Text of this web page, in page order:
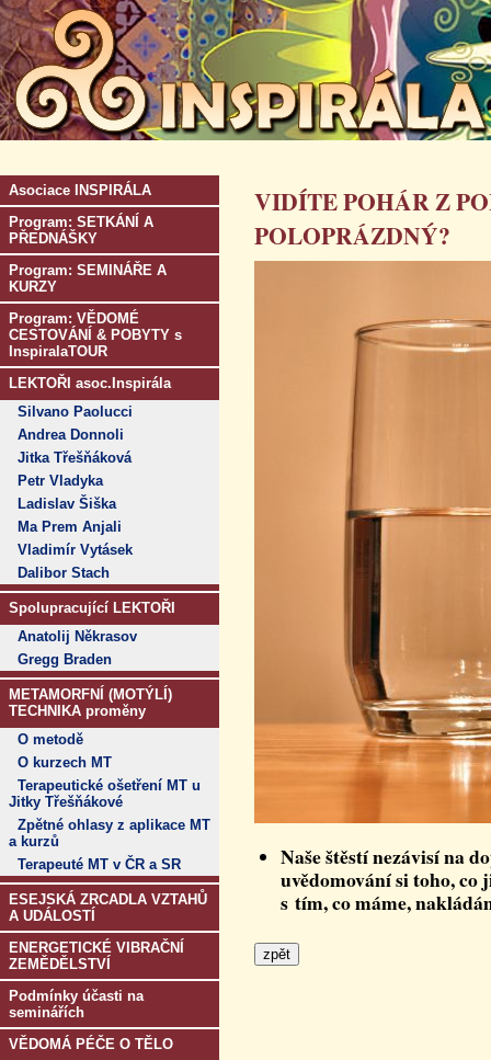
Asociace INSPIRÁLA
Program: SETKÁNÍ A
PŘEDNÁŠKY
Program: SEMINÁŘE A
KURZY
Program: VĚDOMÉ
CESTOVÁNÍ & POBYTY s
InspiralaTOUR
LEKTOŘI asoc.Inspirála
Silvano Paolucci
Andrea Donnoli
Jitka Třešňáková
Petr Vladyka
Ladislav Šiška
Ma Prem Anjali
Vladimír Vytásek
Dalibor Stach
Spolupracující LEKTOŘI
Anatolij Někrasov
Gregg Braden
METAMORFNÍ (MOTÝLÍ)
TECHNIKA proměny
O metodě
O kurzech MT
Terapeutické ošetření MT u
Jitky Třešňákové
Zpětné ohlasy z aplikace MT
a kurzů
Terapeuté MT v ČR a SR
ESEJSKÁ ZRCADLA VZTAHŮ
A UDÁLOSTÍ
ENERGETICKÉ VIBRAČNÍ
ZEMĚDĚLSTVÍ
Podmínky účasti na
seminářích
VĚDOMÁ PÉČE O TĚLO
VIDÍTE POHÁR Z
POLOPRÁZDNÝ?
Naše štěstí nezávisí na
uvědomování si toho, co
s tím, co máme,